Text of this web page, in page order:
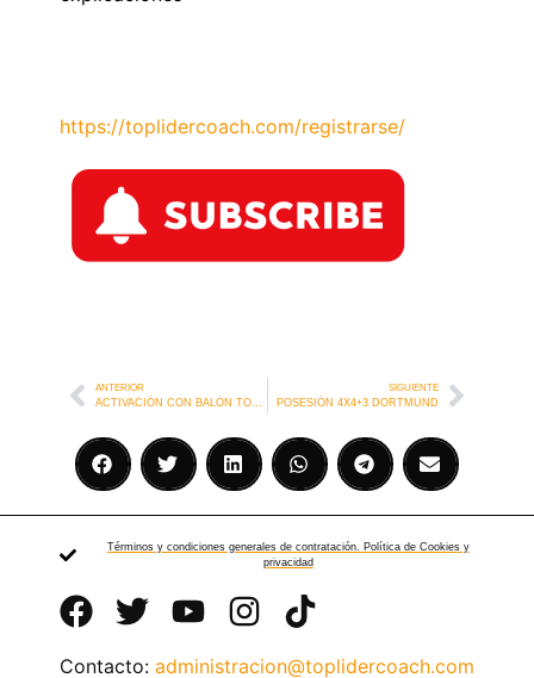
https://toplidercoach.com/registrarse/
ANTERIOR SIGUIENTE
POSESIÓN 4X4+3 DORTMUND
Términos y condiciones generales de contratación. Política de Cookies y
privacidad
Contacto: administracion@toplidercoach.com